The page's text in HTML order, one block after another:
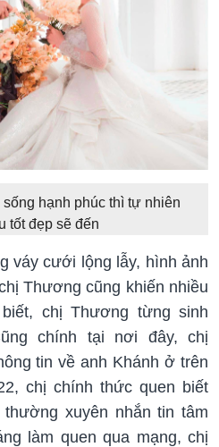
hạnh phúc thì tự nhiên
tốt đẹp sẽ đến
váy cưới lộng lẫy, hình ảnh
Thương cũng khiến nhiều
chị Thương từng sinh
chính tại nơi đây, chị
tin về anh Khánh ở trên
chị chính thức quen biết
xuyên nhắn tin tâm
làm quen qua mạng, chị